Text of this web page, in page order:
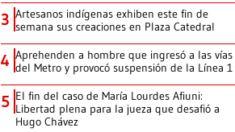
3 Artesanos indígenas exhiben este fin de
semana sus creaciones en Plaza Catedral
4 Aprehenden a hombre que ingresó a las vías
del Metro y provocó suspensión de la Línea 1
5 El fin del caso de María Lourdes Afiuni:
Libertad plena para la jueza que desafió a
Hugo Chávez